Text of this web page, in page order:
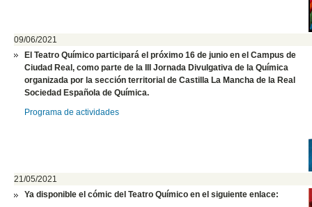
09/06/2021
El Teatro Químico participará el próximo 16 de junio en el Campus de
Ciudad Real, como parte de la III Jornada Divulgativa de la Química
organizada por la sección territorial de Castilla La Mancha de la Real
Sociedad Española de Química.
Programa de actividades
21/05/2021
Ya disponible el cómic del Teatro Químico en el siguiente enlace: